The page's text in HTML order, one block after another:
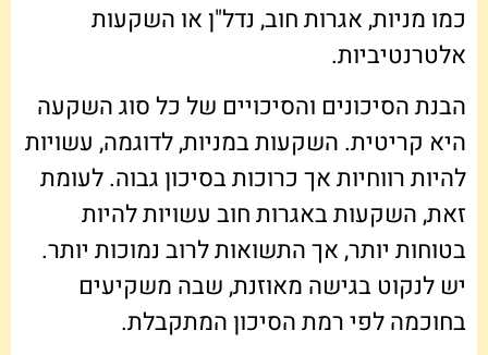
כמו מניות, אגרות חוב, נדל"ן או השקעות
אלטרנטיביות.
הבנת הסיכונים והסיכויים של כל סוג השקעה
היא קריטית. השקעות במניות, לדוגמה, עשויות
להיות רווחיות אך כרוכות בסיכון גבוה. לעומת
זאת, השקעות באגרות חוב עשויות להיות
בטוחות יותר, אך התשואות לרוב נמוכות יותר.
יש לנקוט בגישה מאוזנת, שבה משקיעים
בחוכמה לפי רמת הסיכון המתקבלת.